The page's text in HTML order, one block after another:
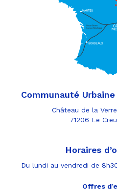
Communauté
Château de la
71206 Le
Horaires
Du lundi au vendredi de
Offres